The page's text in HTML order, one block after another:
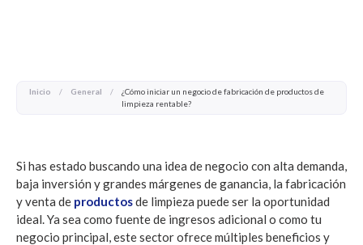
Inicio / General /
¿Cómo iniciar un negocio de fabricación de productos de
limpieza rentable?
Si has estado buscando una idea de negocio con alta demanda,
baja inversión y grandes márgenes de ganancia, la fabricación
y venta de productosde limpieza puede ser la oportunidad
ideal. Ya sea como fuente de ingresos adicional o como tu
negocio principal, este sector ofrece múltiples beneficios y